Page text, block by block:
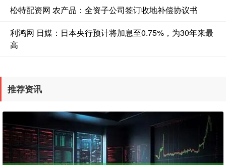
松特配资网 农产品：全资子公司签订收地补偿协议书
利鸿网 日媒：日本央行预计将加息至0.75%，为30年来最
高
推荐资讯